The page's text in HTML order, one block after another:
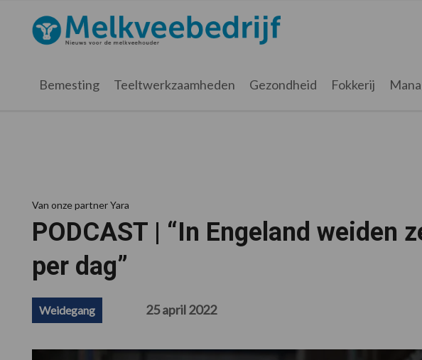
hoofdnavigatie
hoofd
eerste
voettekst
Melkveebedrijf.nl
Bemesting Teeltwerkzaamheden Gezondheid Fokkerij
Van onze partner Yara
PODCAST | “In Engeland weiden
per dag”
Weidegang 25 april 2022